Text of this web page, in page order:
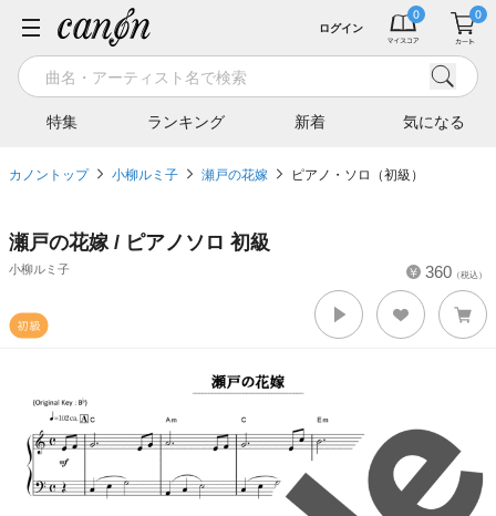
特集 ランキング 新着 気になる
ログイン
カノントップ 小柳ルミ子 瀬戸の花嫁 ピアノ・ソロ（初級）
瀬戸の花嫁 / ピアノソロ 初級
小柳ルミ子 360 （税込）